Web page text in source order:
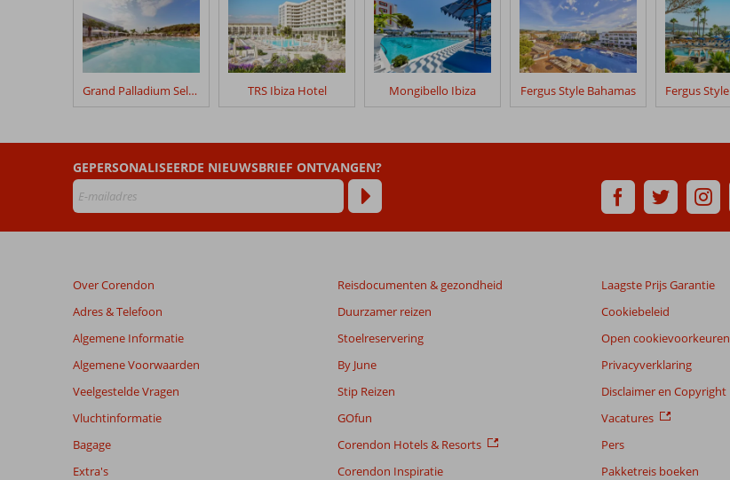
Grand
Palladium
White
Resort
Beoordelingen
die
ouder
zijn
dan
worden
niet
weergegeven
om
relevantie
van
Grand Palladium Select Palace Ibiza TRS Ibiza Hotel Mongibello Ibiza Fergus Style Bahamas
GEPERSONALISEERDE NIEUWSBRIEF ONTVANGEN?
Over Corendon
Adres & Telefoon
Algemene Informatie
Algemene Voorwaarden
Veelgestelde Vragen
Vluchtinformatie
Bagage
Extra's
Reisdocumenten & gezondheid
Duurzamer reizen
Stoelreservering
By June
Stip Reizen
GOfun
Corendon Hotels & Resorts
Corendon Inspiratie
Laagste Prijs Garantie
Cookiebeleid
Open cookievoorkeuren
Privacyverklaring
Disclaimer en Copyright
Vacatures
Pers
Pakketreis boeken